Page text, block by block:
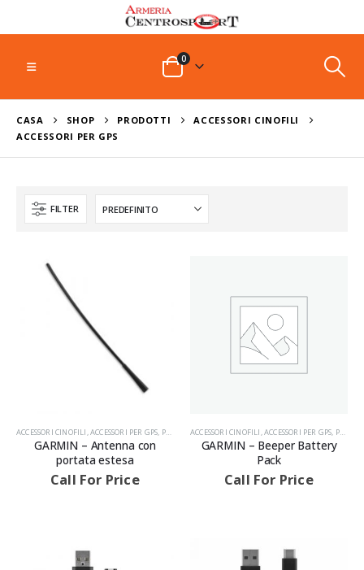
0
CASA SHOP PRODOTTI
ACCESSORI CINOFILI
ACCESSORI PER GPS
FILTER
ACCESSORI CINOFILI,ACCESSORI PER GPS, PRODOTTI
GARMIN – Antenna con
portata estesa
Call For Price
ACCESSORI CINOFILI,ACCESSORI PER GPS, PRODOTTI
GARMIN – Beeper Battery
Pack
Call For Price